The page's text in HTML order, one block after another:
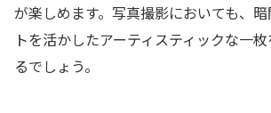
が楽しめます。写真撮影においても、
トを活かしたアーティスティックな一
るでしょう。